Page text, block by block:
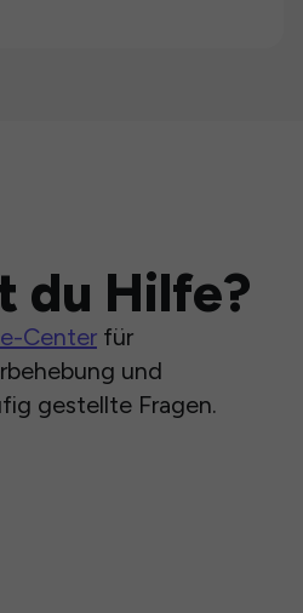
du Hilfe?
Center für
und
gestellte Fragen.